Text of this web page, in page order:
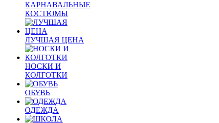
КАРНАВАЛЬНЫЕ
КОСТЮМЫ
ЛУЧШАЯ ЦЕНА
НОСКИ И
КОЛГОТКИ
ОБУВЬ
ОДЕЖДА